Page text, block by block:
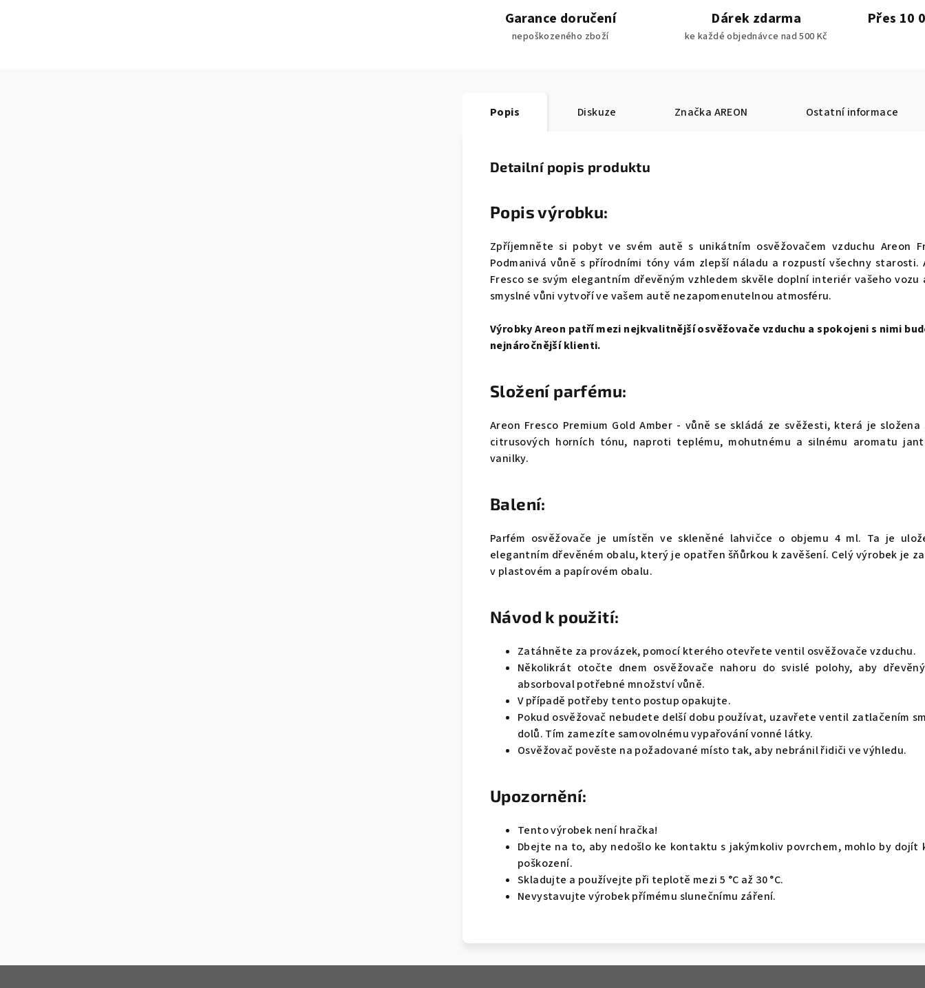
Garance doručení
nepoškozeného zboží
Dárek zdarma
ke každé objednávce nad 500 Kč
Přes 10
Popis Diskuze Značka AREON Ostatní informace
Detailní popis produktu
Popis výrobku:
Zpříjemněte si pobyt ve svém autě s unikátním osvěžovačem vzduchu Areon
Podmanivá vůně s přírodními tóny vám zlepší náladu a rozpustí všechny starosti.
Fresco se svým elegantním dřevěným vzhledem skvěle doplní interiér vašeho vozu
smyslné vůni vytvoří ve vašem autě nezapomenutelnou atmosféru.
Výrobky Areon patří mezi nejkvalitnější osvěžovače vzduchu a spokojeni s nimi
nejnáročnější klienti.
Složení parfému:
Areon Fresco Premium Gold Amber - vůně se skládá ze svěžesti, která je složena
citrusových horních tónu, naproti teplému, mohutnému a silnému aromatu
vanilky.
Balení:
Parfém osvěžovače je umístěn ve skleněné lahvičce o objemu 4 ml. Ta je
elegantním dřevěném obalu, který je opatřen šňůrkou k zavěšení. Celý výrobek je
v plastovém a papírovém obalu.
Návod k použití:
Zatáhněte za provázek, pomocí kterého otevřete ventil osvěžovače vzduchu.
Několikrát otočte dnem osvěžovače nahoru do svislé polohy, aby
absorboval potřebné množství vůně.
V případě potřeby tento postup opakujte.
Pokud osvěžovač nebudete delší dobu používat, uzavřete ventil zatlačením
dolů. Tím zamezíte samovolnému vypařování vonné látky.
Osvěžovač pověste na požadované místo tak, aby nebránil řidiči ve výhledu.
Upozornění:
Tento výrobek není hračka!
Dbejte na to, aby nedošlo ke kontaktu s jakýmkoliv povrchem, mohlo by dojít
poškození.
Skladujte a používejte při teplotě mezi 5 °C až 30 °C.
Nevystavujte výrobek přímému slunečnímu záření.